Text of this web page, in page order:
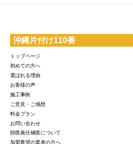
沖縄片付け110番
トップページ
初めての方へ
選ばれる理由
お客様の声
施工事例
ご意見・ご感想
料金プラン
お問い合わせ
賠償責任補償について
加盟希望の業者の方へ